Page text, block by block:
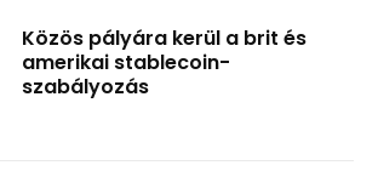
Közös pályára kerül a brit és
amerikai stablecoin-
szabályozás